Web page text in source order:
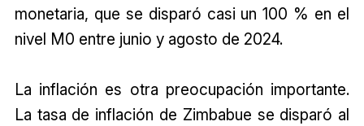
monetaria, que se disparó casi un 100 % en el
nivel M0 entre junio y agosto de 2024.
La inflación es otra preocupación importante.
La tasa de inflación de Zimbabue se disparó al